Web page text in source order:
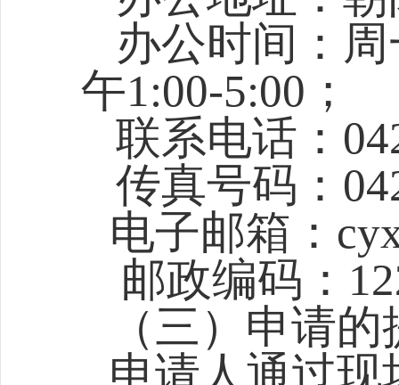
办公时间：周
午1:00-5:00；
联系电话：
传真号码：
电子邮箱：
邮政编码：
（三）申请
申请人通过